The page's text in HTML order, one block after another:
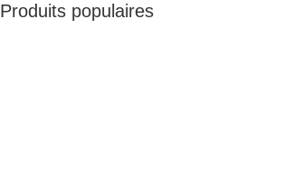
Produits populaires